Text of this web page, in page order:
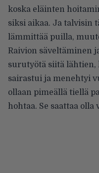
koska eläinten
siksi aikaa. Ja talvisin
lämmittää puilla,
Raivion säveltäminen
surutyötä siitä lähtien,
sairastui ja menehtyi
ollaan pimeällä tiellä
hohtaa. Se saattaa olla